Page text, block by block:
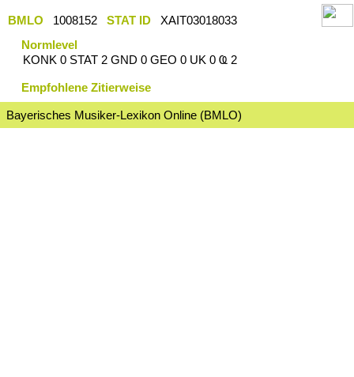
BMLO 1008152 STAT ID
XAIT03018033
Normlevel
KONK 0 STAT 2 GND 0 GEO 0 UK 0 Ҩ 2
Empfohlene Zitierweise
Bayerisches Musiker-Lexikon Online (BMLO)